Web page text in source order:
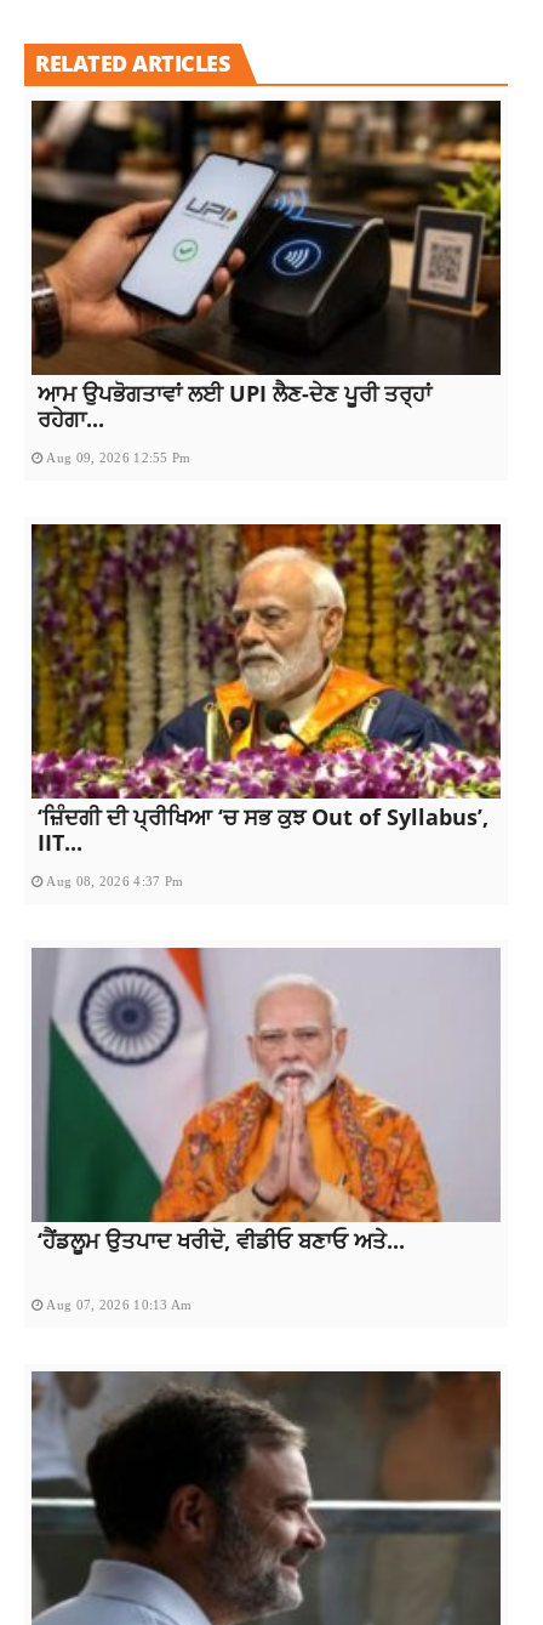
RELATED ARTICLES
ਆਮ ਉਪਭੋਗਤਾਵਾਂ ਲਈ UPI ਲੈਣ-ਦੇਣ ਪੂਰੀ ਤਰ੍ਹਾਂ
ਰਹੇਗਾ...
Aug 09, 2026 12:55 Pm
‘ਜ਼ਿੰਦਗੀ ਦੀ ਪ੍ਰੀਖਿਆ ‘ਚ ਸਭ ਕੁਝ Out of Syllabus’,
IIT...
Aug 08, 2026 4:37 Pm
‘ਹੈਂਡਲੂਮ ਉਤਪਾਦ ਖਰੀਦੋ, ਵੀਡੀਓ ਬਣਾਓ ਅਤੇ...
Aug 07, 2026 10:13 Am